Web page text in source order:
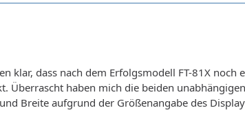
klar, dass nach dem Erfolgsmodell FT-81X
Überrascht haben mich die beiden
Breite aufgrund der Größenangabe des